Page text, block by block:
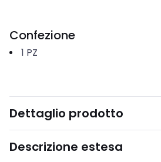
Confezione
1 PZ
Dettaglio prodotto
Descrizione estesa